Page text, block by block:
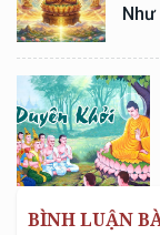
BÌNH LUẬN